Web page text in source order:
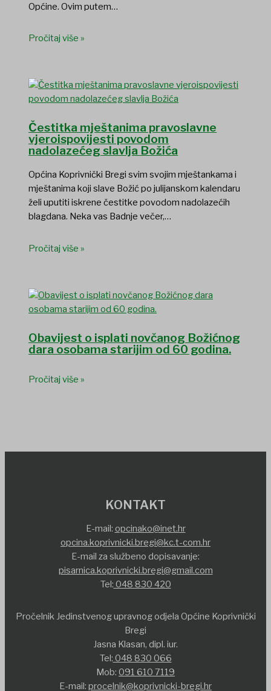
Općine. Ovim putem…
Pročitaj više »
Čestitka mještanima pravoslavne
vjeroispovijesti povodom
nadolazećeg slavlja Božića
Općina Koprivnički Bregi svim svojim mještankama i
mještanima koji slave Božić po julijanskom kalendaru
želi uputiti iskrene čestitke povodom nadolazećih
blagdana. Neka vas Badnje večer,…
Pročitaj više »
Obavijest o isplati novčanog Božićnog
dara osobama starijim od 60 godina.
Pročitaj više »
KONTAKT
E-mail: opcinako@inet.hr
opcina.koprivnicki.bregi@kc.t-com.hr
E-mail za službeno dopisavanje:
pisarnica.koprivnicki.bregi@gmail.com
Tel: 048 830 420
Pročelnik Jedinstvenog upravnog odjela Općine Koprivnički
Bregi
Jasna Klasan, dipl. iur.
Tel: 048 830 066
Mob: 091 610 7119
E-mail: procelnik@koprivnicki-bregi.hr